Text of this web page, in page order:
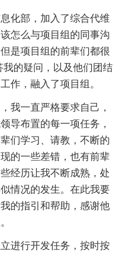
化部，加入了综合代维
怎么与项目组的同事沟
是项目组的前辈们都很
的疑问，以及他们团结
作，融入了项目组。
我一直严格要求自己，
导布置的每一项任务，
们学习、请教，不断的
的一些差错，也有前辈
经历让我不断成熟，处
情况的发生。在此我要
的指引和帮助，感谢他
进行开发任务，按时按